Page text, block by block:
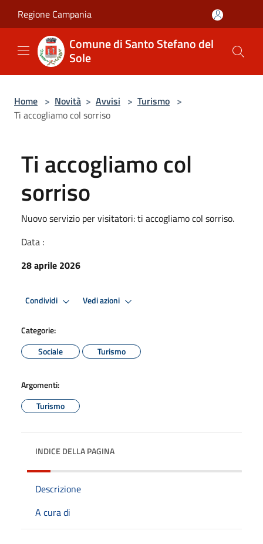
Regione Campania
Comune di Santo Stefano del
Sole
Home > Novità > Avvisi > Turismo >
Ti accogliamo col sorriso
Ti accogliamo col
sorriso
Nuovo servizio per visitatori: ti accogliamo col sorriso.
Data :
28 aprile 2026
Condividi Vedi azioni
Categorie:
Sociale
Turismo
Argomenti:
Turismo
INDICE DELLA PAGINA
Descrizione
A cura di